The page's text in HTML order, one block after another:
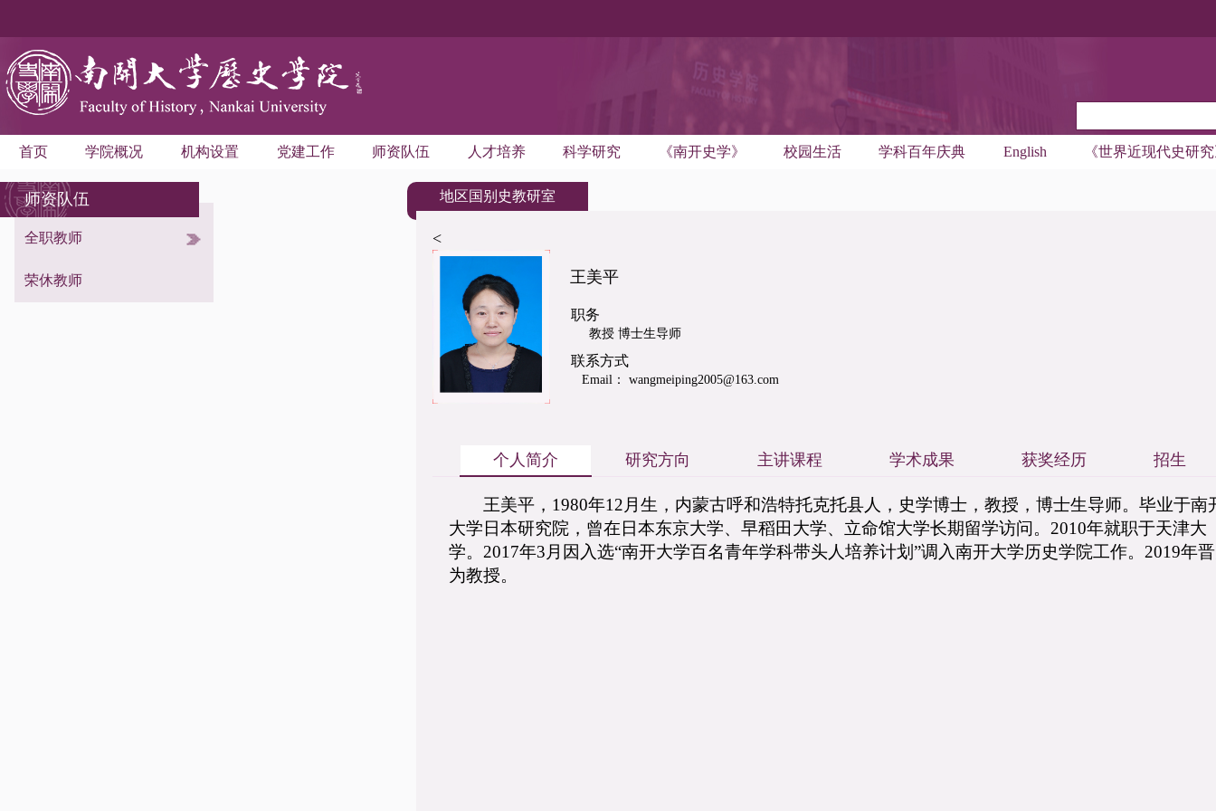
首页 学院概况 机构设置 党建工作 师资队伍 人才培养 科学研究 《南开史学》 校园生活 学科百年庆典 English 《世界近现代史研
师资队伍
全职教师
中国史学系
世界史学系
考古学与博物馆学系
荣休教师
地区国别史教研室
<
王美平
职务
教授 博士生导师
联系方式
Email： wangmeiping2005@163.com
个人简介 研究方向 主讲课程 学术成果 获奖经历 招生
王美平， 1980年12月生，内蒙古呼和浩特托克托县人，史学博士，教授，博士生导师。毕业于南
大学日本研究院，曾在日本东京大学、早稻田大学、立命馆大学长期留学访问。2010年就职于天津大
学。2017年3月因入选“南开大学百名青年学科带头人培养计划”调入南开大学历史学院工作。 2019年
为教授。